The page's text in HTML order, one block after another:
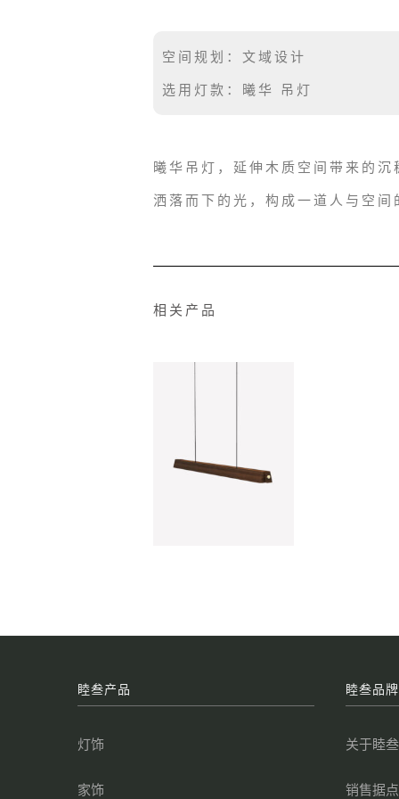
空间规划：文域设计
选用灯款：曦华 吊灯
曦华吊灯，延伸木质空间带来的沉
洒落而下的光，构成一道人与空间
相关产品
睦叁产品
灯饰
家饰
睦叁品牌
关于睦叁
销售据点